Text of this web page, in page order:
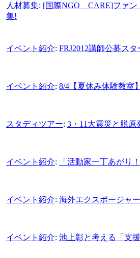
人材募集: [国際NGO CARE]ファン
集!
イベント紹介: FRJ2012講師公募ス
イベント紹介: 8/4【夏休み体験教室
スタディツアー: 3・11大震災と脱
イベント紹介: 「活動家一丁あが
イベント紹介: 海外エクスポージャ
イベント紹介: 池上彰と考える「支